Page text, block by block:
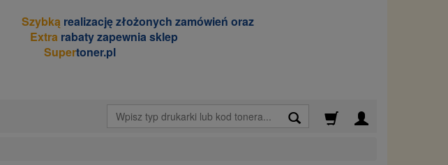
Szybką realizację złożonych zamówień oraz
Extra rabaty zapewnia sklep
Supertoner.pl
Wyszukaj